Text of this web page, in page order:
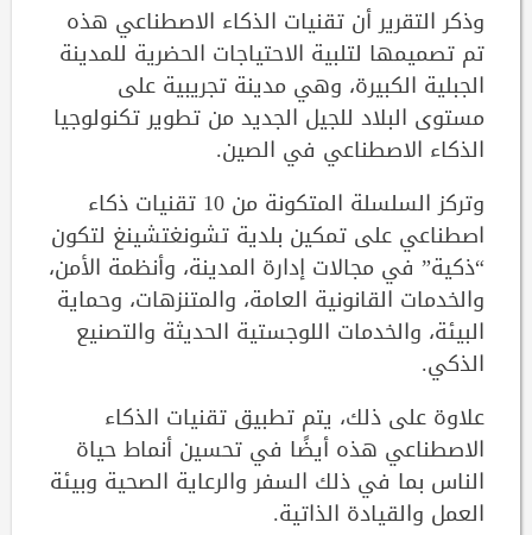
وذكر التقرير أن تقنيات الذكاء الاصطناعي هذه
تم تصميمها لتلبية الاحتياجات الحضرية للمدينة
الجبلية الكبيرة، وهي مدينة تجريبية على
مستوى البلاد للجيل الجديد من تطوير تكنولوجيا
الذكاء الاصطناعي في الصين.
وتركز السلسلة المتكونة من 10 تقنيات ذكاء
اصطناعي على تمكين بلدية تشونغتشينغ لتكون
“ذكية” في مجالات إدارة المدينة، وأنظمة الأمن،
والخدمات القانونية العامة، والمتنزهات، وحماية
البيئة، والخدمات اللوجستية الحديثة والتصنيع
الذكي.
علاوة على ذلك، يتم تطبيق تقنيات الذكاء
الاصطناعي هذه أيضًا في تحسين أنماط حياة
الناس بما في ذلك السفر والرعاية الصحية وبيئة
العمل والقيادة الذاتية.